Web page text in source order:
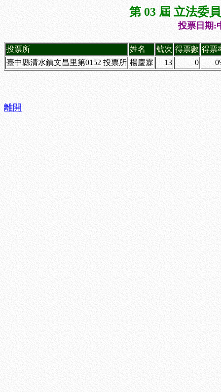
第 03 屆 立法委
投票日期:
投票所 姓名 號次 得票數 得票
臺中縣清水鎮文昌里第0152 投票所 楊慶霖 13 0
離開